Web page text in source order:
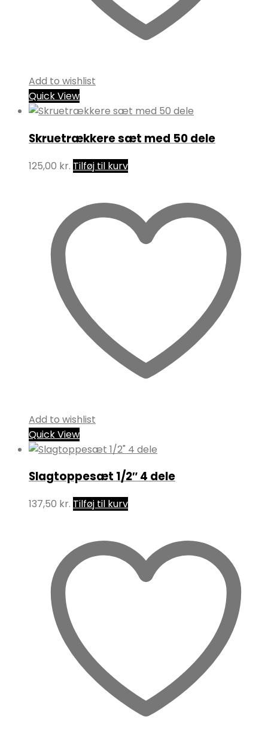
Add to wishlist
Quick View
Skruetrækkere sæt med 50 dele
125,00 kr. Tilføj til kurv
Add to wishlist
Quick View
Slagtoppesæt 1/2″ 4 dele
137,50 kr. Tilføj til kurv